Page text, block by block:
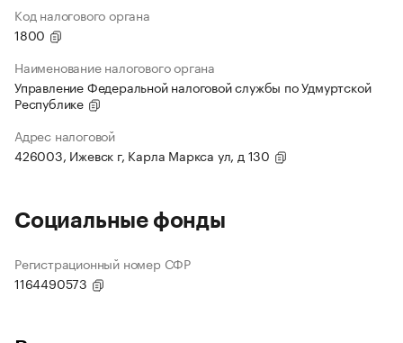
Код налогового органа
1800
Наименование налогового органа
Управление Федеральной налоговой службы по Удмуртской
Республике
Адрес налоговой
426003, Ижевск г, Карла Маркса ул, д 130
Социальные фонды
Регистрационный номер СФР
1164490573